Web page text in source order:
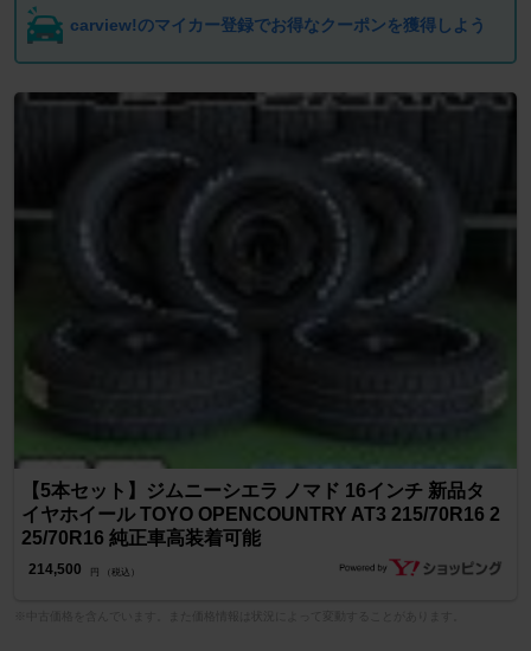
carview!のマイカー登録でお得なクーポンを獲得しよう
【5本セット】ジムニーシエラ ノマド 16インチ 新品タ
イヤホイール TOYO OPENCOUNTRY AT3 215/70R16 2
25/70R16 純正車高装着可能
214,500 円 （税込）